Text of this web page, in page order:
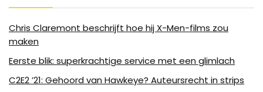
Chris Claremont beschrijft hoe hij X-Men-films zou
maken
Eerste blik: superkrachtige service met een glimlach
C2E2 ’21: Gehoord van Hawkeye? Auteursrecht in strips